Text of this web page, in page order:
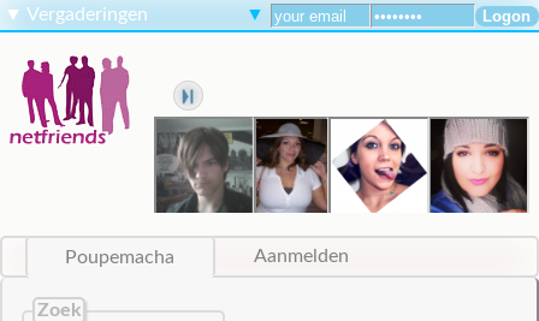
▼ Vergaderingen ▼
Poupemacha Aanmelden
Zoek